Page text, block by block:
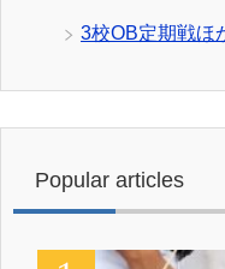
3校OB定期戦ほ
Popular articles